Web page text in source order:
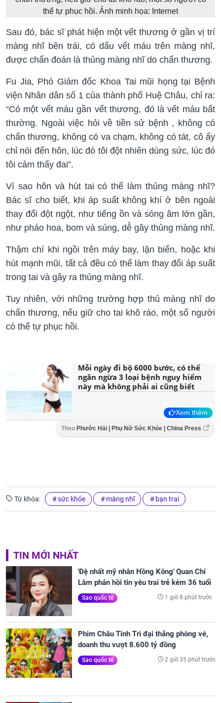
thể tự phục hồi. Ảnh minh họa: Internet
Sau đó, bác sĩ phát hiện một vết thương ở gần vị trí
màng nhĩ bên trái, có dấu vết máu trên màng nhĩ,
được chẩn đoán là thủng màng nhĩ do chấn thương.
Fu Jia, Phó Giám đốc Khoa Tai mũi họng tại Bệnh
viện Nhân dân số 1 của thành phố Huệ Châu, chỉ ra:
“Có một vết máu gần vết thương, đó là vết máu bất
thường. Ngoài việc hỏi về tiền sử bệnh , không có
chấn thương, không có va chạm, không có tát, cô ấy
chỉ nói đến hôn, lúc đó tôi đột nhiên dùng sức, lúc đó
tôi cảm thấy đai”.
Vì sao hôn và hút tai có thể làm thủng màng nhĩ?
Bác sĩ cho biết, khi áp suất không khí ở bên ngoài
thay đổi đột ngột, như tiếng ồn và sóng âm lớn gần,
như pháo hoa, bom và súng, dễ gây thủng màng nhĩ.
Thậm chí khi ngồi trên máy bay, lặn biển, hoặc khi
hút mạnh mũi, tất cả đều có thể làm thay đổi áp suất
trong tai và gây ra thủng màng nhĩ.
Tuy nhiên, với những trường hợp thủ màng nhĩ do
chấn thương, nếu giữ cho tai khô ráo, một số người
có thể tự phục hồi.
Mỗi ngày đi bộ 6000 bước, có thể
ngăn ngừa 3 loại bệnh nguy hiểm
này mà không phải ai cũng biết
Xem thêm
Theo Phước Hải | Phụ Nữ Sức Khỏe | China Press
Từ khóa: sức khỏe màng nhĩ bạn trai
TIN MỚI NHẤT
'Đệ nhất mỹ nhân Hồng Kông' Quan Chi
Lâm phản hồi tin yêu trai trẻ kém 36 tuổi
Sao quốc tế 1 giờ 8 phút trước
Phim Châu Tinh Trì đại thắng phòng vé,
doanh thu vượt 8.600 tỷ đồng
Sao quốc tế 2 giờ 35 phút trước